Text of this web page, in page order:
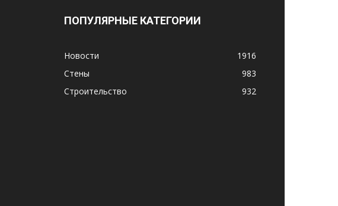
ПОПУЛЯРНЫЕ КАТЕГОРИИ
Новости
1916
Стены
983
Строительство
932